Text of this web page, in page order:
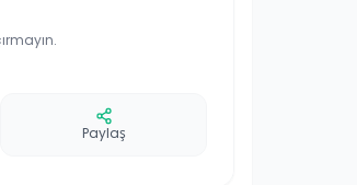
Paylaş